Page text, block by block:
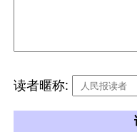
读者暱称: